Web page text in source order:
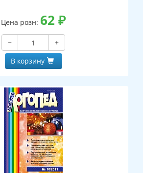
Цена розн: 62 ₽
−
+
В корзину